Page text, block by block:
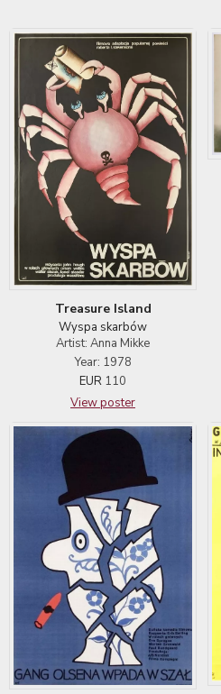
Treasure Island
Wyspa skarbów
Artist: Anna Mikke
Year: 1978
EUR 110
View poster